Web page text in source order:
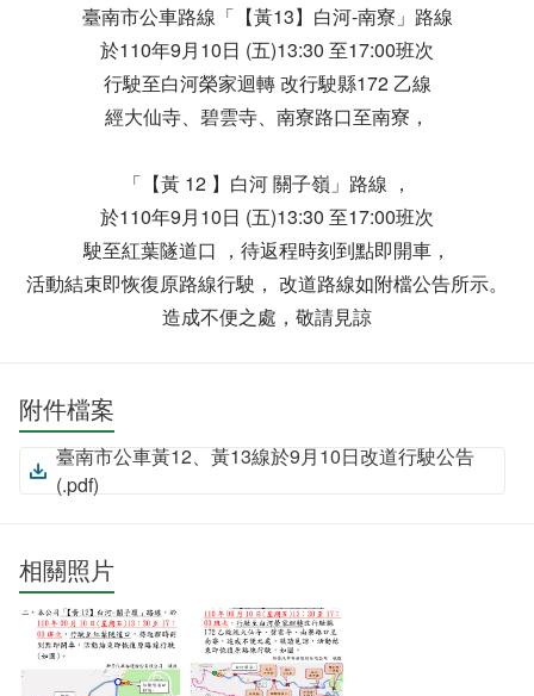
臺南市公車路線「【黃13】白河-南寮」路線
於110年9月10日 (五)13:30 至17:00班次
行駛至白河榮家迴轉 改行駛縣172 乙線
經大仙寺、碧雲寺、南寮路口至南寮，
「【黃 12 】白河 關子嶺」路線 ，
於110年9月10日 (五)13:30 至17:00班次
駛至紅葉隧道口 ，待返程時刻到點即開車，
活動結束即恢復原路線行駛， 改道路線如附檔公告所示。
造成不便之處，敬請見諒
附件檔案
臺南市公車黃12、黃13線於9月10日改道行駛公告
(.pdf)
相關照片